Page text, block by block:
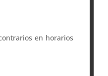
en horarios